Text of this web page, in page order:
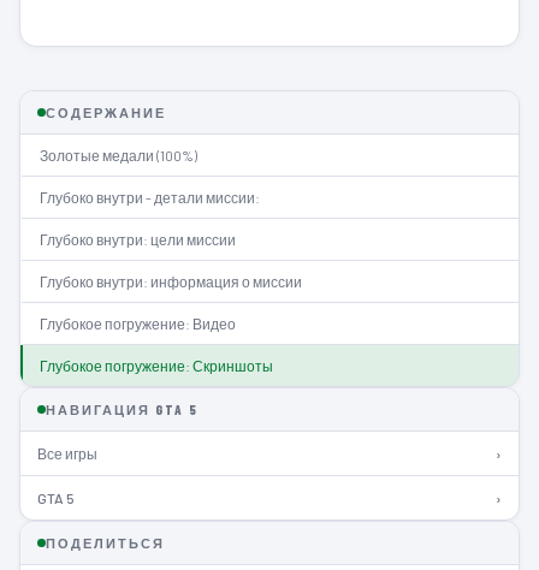
СОДЕРЖАНИЕ
Золотые медали (100%)
Глубоко внутри - детали миссии:
Глубоко внутри: цели миссии
Глубоко внутри: информация о миссии
Глубокое погружение: Видео
Глубокое погружение: Скриншоты
НАВИГАЦИЯ GTA 5
Все игры ›
GTA 5 ›
ПОДЕЛИТЬСЯ